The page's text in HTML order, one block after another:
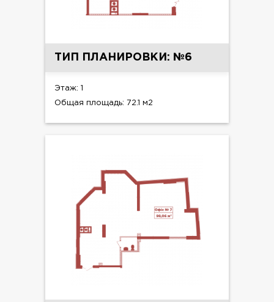
ТИП ПЛАНИРОВКИ: №6
Этаж: 1
Общая площадь: 72.1 м2